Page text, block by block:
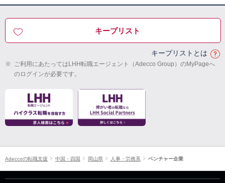
キープリスト
キープリストとは
※ ご利用にあたってはLHH転職エージェント（Adecco Group）のMyPageへ
のログインが必要です。
Adeccoの転職支援 中国・四国 岡山県 人事・労務系 ベンチャー企業